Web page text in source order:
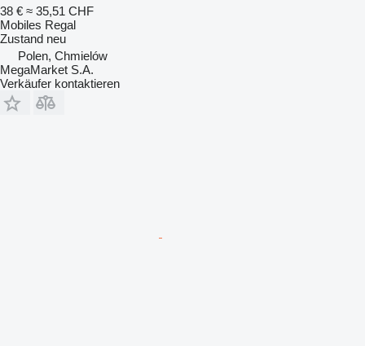
38 € ≈ 35,51 CHF
Mobiles Regal
Zustand neu
Polen, Chmielów
MegaMarket S.A.
Verkäufer kontaktieren